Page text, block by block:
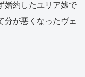
婚約したユリア嬢で
分が悪くなったヴェ